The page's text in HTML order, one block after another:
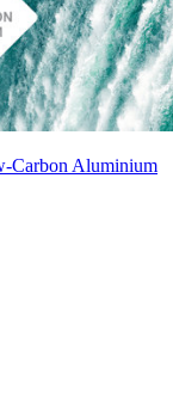
Carbon Aluminium